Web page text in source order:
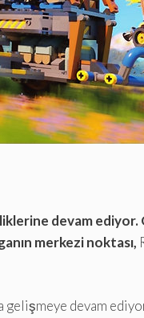
devam ediyor.
merkezi noktası,
gelişmeye devam